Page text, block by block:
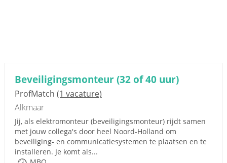
Beveiligingsmonteur (32 of 40 uur)
ProfMatch (1 vacature)
Alkmaar
Jij, als elektromonteur (beveiligingsmonteur) rijdt samen
met jouw collega's door heel Noord-Holland om
beveiliging- en communicatiesystemen te plaatsen en te
installeren. Je komt als...